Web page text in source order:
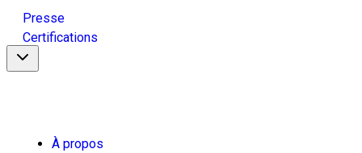
Presse
Certifications
À propos